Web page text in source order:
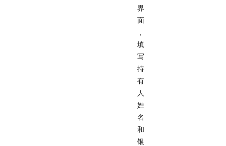
界
面
，
填
写
持
有
人
姓
名
和
银